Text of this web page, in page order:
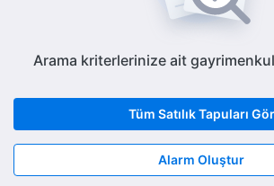
Arama kriterlerinize ait
Tüm Satılık Tapuları Gör
Alarm Oluştur